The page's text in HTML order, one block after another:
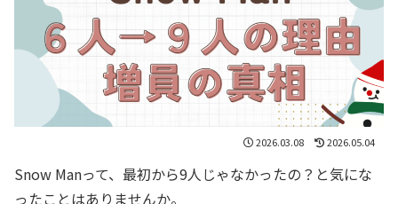
2026.03.08 2026.05.04
Snow Manって、最初から9人じゃなかったの？と気にな
ったことはありませんか。